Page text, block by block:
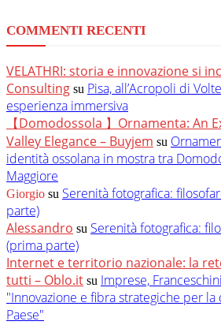
COMMENTI RECENTI
VELATHRI: storia e innovazione si
Consulting su Pisa, all’Acropoli di
esperienza immersiva
【Domodossola 】Ornamenta: An
Valley Elegance – Buyjem su
identità ossolana in mostra tra
Maggiore
Giorgio su Serenità fotografica:
parte)
Alessandro su Serenità fotografica:
(prima parte)
Internet e territorio nazionale: la
tutti – Oblo.it su Imprese,
"Innovazione e fibra strategiche per la
Paese"